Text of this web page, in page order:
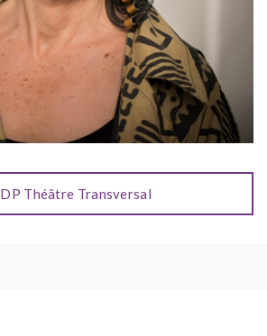
DP Théâtre Transversal